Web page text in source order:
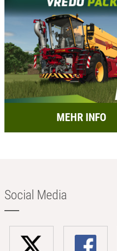
MEHR INFO
Social Media